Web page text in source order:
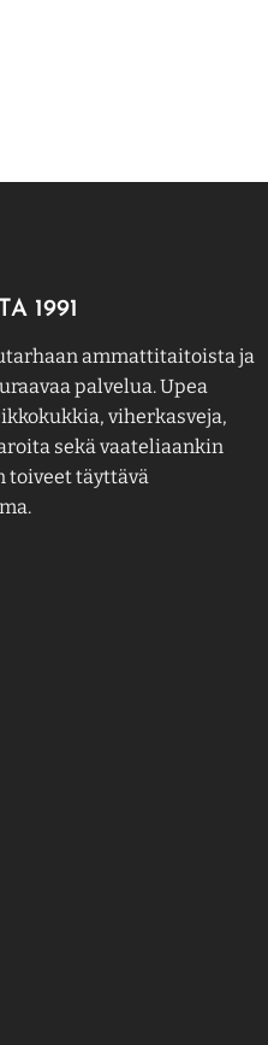
1991
ammattitaitoista ja
palvelua. Upea
viherkasveja,
sekä vaateliaankin
täyttävä